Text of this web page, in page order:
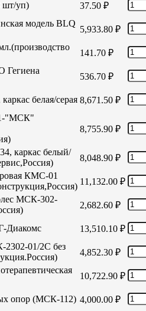
шт/уп) 37.50 ₽
модель BLQ
5,933.80 ₽
141.70 ₽
Гегиена
536.70 ₽
белая/серая 8,671.50 ₽
"МСК"
8,755.90 ₽
каркас белый/
8,048.90 ₽
КМС-01
11,132.00 ₽
МСК-302-
2,682.60 ₽
Диакомс 13,510.10 ₽
01/2С без
4,852.30 ₽
10,722.90 ₽
опор (МСК-112) 4,000.00 ₽